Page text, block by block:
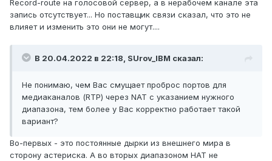
Record-route на голосовой сервер, а в нерабочем канале эта
запись отсутствует... Но поставщик связи сказал, что это не
влияет и изменить это они не могут....
В 20.04.2022 в 22:18, SUrov_IBM сказал:
Не понимаю, чем Вас смущает проброс портов для
медиаканалов (RTP) через NAT c указанием нужного
диапазона, тем более у Вас корректно работает такой
вариант?
Во-первых - это постоянные дырки из внешнего мира в
сторону астериска. А во вторых диапазоном НАТ не